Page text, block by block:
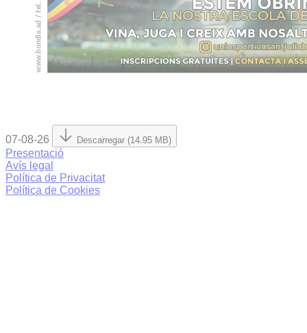
07-08-26 Descarregar (14.95 MB)
Presentació
Avís legal
Política de Privacitat
Política de Cookies